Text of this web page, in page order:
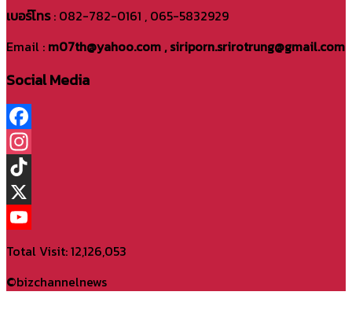
เบอร์โทร: 082-782-0161 , 065-5832929
Email : m07th@yahoo.com , siriporn.srirotrung@gmail.com
Social Media
Facebook
Instagram
TikTok
X
Total Visit: 12,126,053
©bizchannelnews